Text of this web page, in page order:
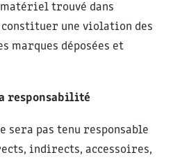
trouvé dans
une violation des
marques déposées et
responsabilité
sera pas tenu responsable
indirects, accessoires,